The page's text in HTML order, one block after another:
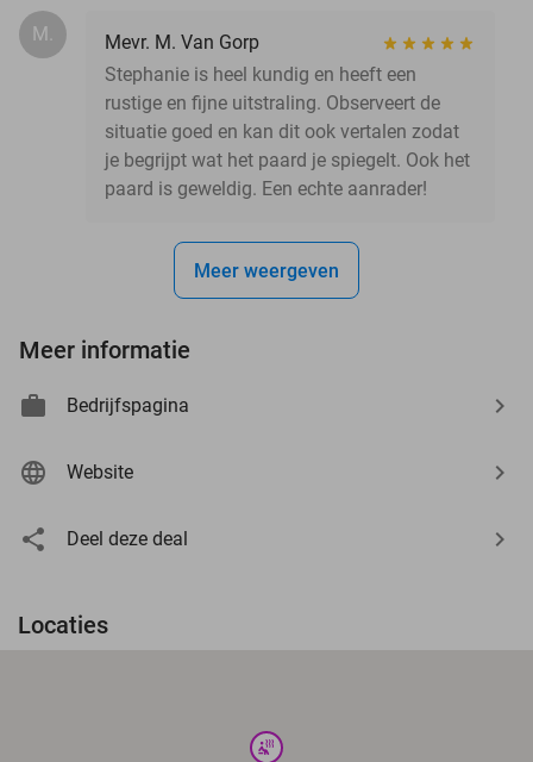
M.
Mevr. M. Van Gorp
Stephanie is heel kundig en heeft een
rustige en fijne uitstraling. Observeert de
situatie goed en kan dit ook vertalen zodat
je begrijpt wat het paard je spiegelt. Ook het
paard is geweldig. Een echte aanrader!
Meer weergeven
Meer informatie
Bedrijfspagina
Website
Deel deze deal
Locaties
wellness